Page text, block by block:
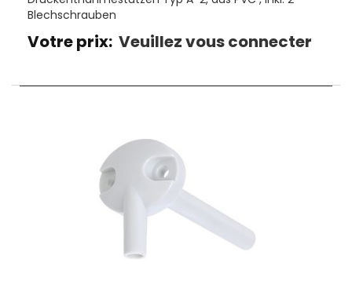
Blechschrauben
Votre prix: Veuillez vous connecter